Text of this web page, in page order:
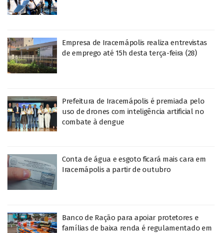
Empresa de Iracemápolis realiza entrevistas
de emprego até 15h desta terça-feira (28)
Prefeitura de Iracemápolis é premiada pelo
uso de drones com inteligência artificial no
combate à dengue
Conta de água e esgoto ficará mais cara em
Iracemápolis a partir de outubro
Banco de Ração para apoiar protetores e
famílias de baixa renda é regulamentado em